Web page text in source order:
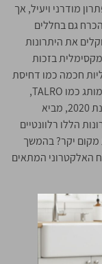
מודרני ויעיל, אך
גם בחללים
את היתרונות
בזכות
חכמה כמו דחיסת
אשפה, נראים כפתרון אידיאלי למטבח המודרני. מותג כמו TALRO,
המשווק על ידי ט. דנון יבוא ושיווק בע"מ החל משנת 2020, מביא
הללו רלוונטיים
מקום יקר? בהמשך
האלקטרוני המתאים